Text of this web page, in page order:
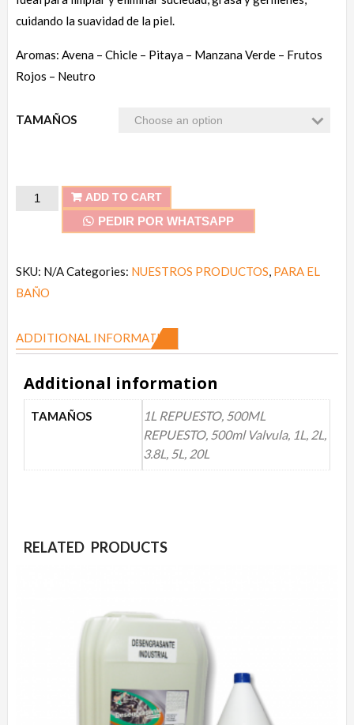
cuidando la suavidad de la piel.
Aromas: Avena – Chicle – Pitaya – Manzana Verde – Frutos
Rojos – Neutro
TAMAÑOS
Jabón
quantity
ADD TO CART
PEDIR POR WHATSAPP
SKU: N/ACategories: NUESTROS PRODUCTOS, PARA EL
BAÑO
ADDITIONAL INFORMATION
Additional information
TAMAÑOS
1L REPUESTO, 500ML
REPUESTO, 500ml Valvula, 1L, 2L,
3.8L, 5L, 20L
RELATED PRODUCTS